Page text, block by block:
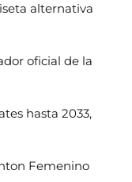
alternativa
oficial de la
hasta 2033,
Femenino